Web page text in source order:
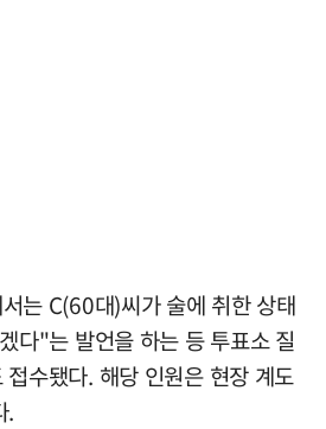
는 C(60대)씨가 술에 취한 상태
다"는 발언을 하는 등 투표소 질
수됐다. 해당 인원은 현장 계도
.